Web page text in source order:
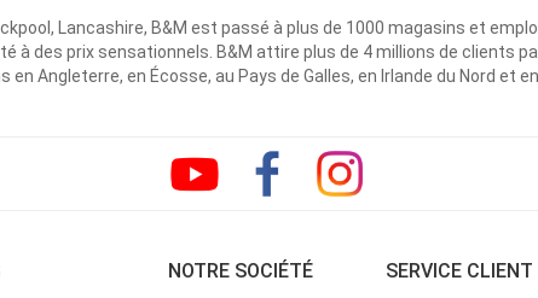
Lancashire, B&M est passé à plus de 1000 magasins et
à des prix sensationnels. B&M attire plus de 4 millions de clients
en Angleterre, en Écosse, au Pays de Galles, en Irlande du Nord et
NOTRE SOCIÉTÉ SERVICE CLIENT